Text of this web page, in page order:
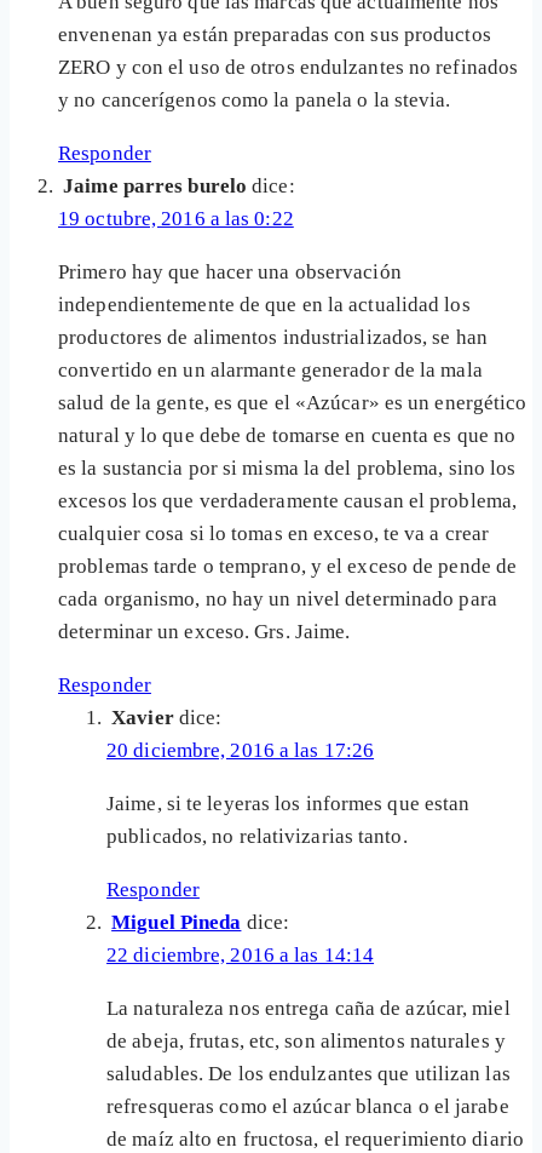
envenenan ya están preparadas con sus productos
ZERO y con el uso de otros endulzantes no refinados
y no cancerígenos como la panela o la stevia.
Responder
Jaime parres burelo dice:
19 octubre, 2016 a las 0:22
Primero hay que hacer una observación
independientemente de que en la actualidad los
productores de alimentos industrializados, se han
convertido en un alarmante generador de la mala
salud de la gente, es que el «Azúcar» es un energético
natural y lo que debe de tomarse en cuenta es que no
es la sustancia por si misma la del problema, sino los
excesos los que verdaderamente causan el problema,
cualquier cosa si lo tomas en exceso, te va a crear
problemas tarde o temprano, y el exceso de pende de
cada organismo, no hay un nivel determinado para
determinar un exceso. Grs. Jaime.
Responder
Xavier dice:
20 diciembre, 2016 a las 17:26
Jaime, si te leyeras los informes que estan
publicados, no relativizarias tanto.
Responder
Miguel Pineda dice:
22 diciembre, 2016 a las 14:14
La naturaleza nos entrega caña de azúcar, miel
de abeja, frutas, etc, son alimentos naturales y
saludables. De los endulzantes que utilizan las
refresqueras como el azúcar blanca o el jarabe
de maíz alto en fructosa, el requerimiento diario